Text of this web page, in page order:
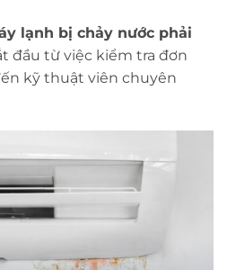
lạnh bị chảy nước phải
đầu từ việc kiểm tra đơn
kỹ thuật viên chuyên